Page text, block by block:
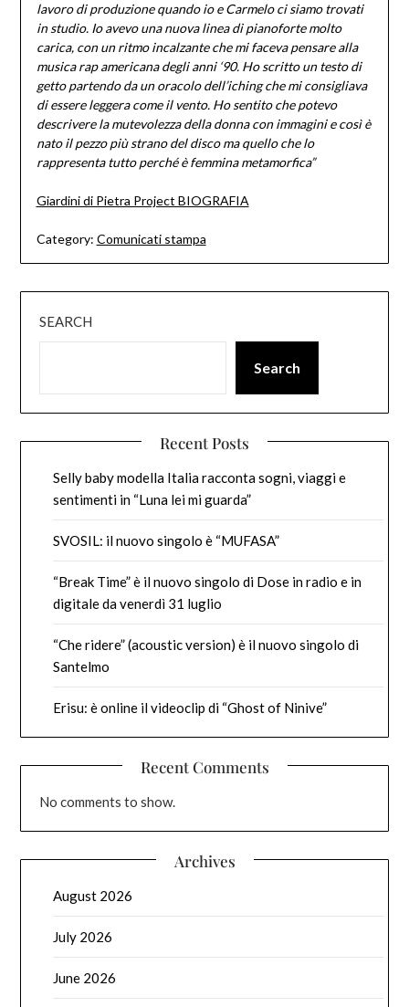
lavoro di produzione quando io e Carmelo ci siamo trovati
in studio. Io avevo una nuova linea di pianoforte molto
carica, con un ritmo incalzante che mi faceva pensare alla
musica rap americana degli anni ‘90. Ho scritto un testo di
getto partendo da un oracolo dell’iching che mi consigliava
di essere leggera come il vento. Ho sentito che potevo
descrivere la mutevolezza della donna con immagini e così è
nato il pezzo più strano del disco ma quello che lo
rappresenta tutto perché è femmina metamorfica”
Giardini di Pietra Project BIOGRAFIA
Category: Comunicati stampa
SEARCH
Search
Recent Posts
Selly baby modella Italia racconta sogni, viaggi e
sentimenti in “Luna lei mi guarda”
SVOSIL: il nuovo singolo è “MUFASA”
“Break Time” è il nuovo singolo di Dose in radio e in
digitale da venerdì 31 luglio
“Che ridere” (acoustic version) è il nuovo singolo di
Santelmo
Erisu: è online il videoclip di “Ghost of Ninive”
Recent Comments
No comments to show.
Archives
August 2026
July 2026
June 2026